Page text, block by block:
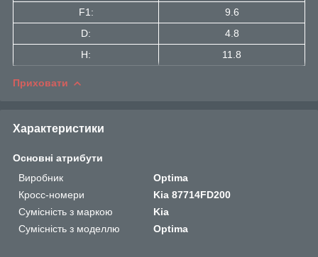
F1:
9.6
D:
4.8
H:
11.8
Приховати
Характеристики
Основні атрибути
Виробник
Optima
Кросс-номери
Kia 87714FD200
Сумісність з маркою
Kia
Сумісність з моделлю
Optima